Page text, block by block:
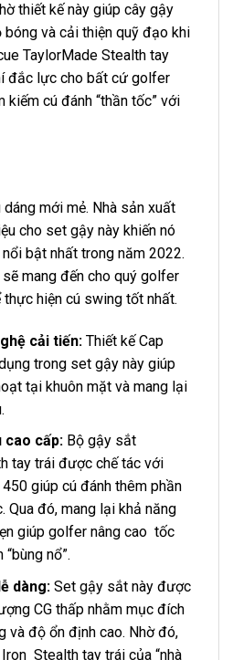
thiết kế này giúp cây gậy
và cải thiện quỹ đạo khi
TaylorMade Stealth tay
đắc lực cho bất cứ golfer
kiếm cú đánh “thần tốc” với
mới mẻ. Nhà sản xuất
cho set gậy này khiến nó
nổi bật nhất trong năm 2022.
mang đến cho quý golfer
hiện cú swing tốt nhất.
cải tiến:Thiết kế Cap
trong set gậy này giúp
tại khuôn mặt và mang lại
cao cấp:Bộ gậy sắt
tay trái được chế tác với
giúp cú đánh thêm phần
Qua đó, mang lại khả năng
giúp golfer nâng cao tốc
nổ”.
dàng:Set gậy sắt này được
CG thấp nhằm mục đích
và độ ổn định cao. Nhờ đó,
Stealth tay trái của “nhà